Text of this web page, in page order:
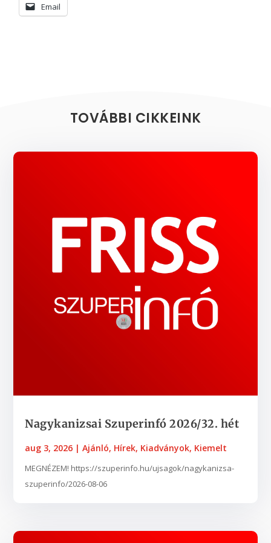
Email
TOVÁBBI CIKKEINK
Nagykanizsai Szuperinfó 2026/32. hét
aug 3, 2026 |Ajánló, Hírek, Kiadványok, Kiemelt
MEGNÉZEM! https://szuperinfo.hu/ujsagok/nagykanizsa-
szuperinfo/2026-08-06